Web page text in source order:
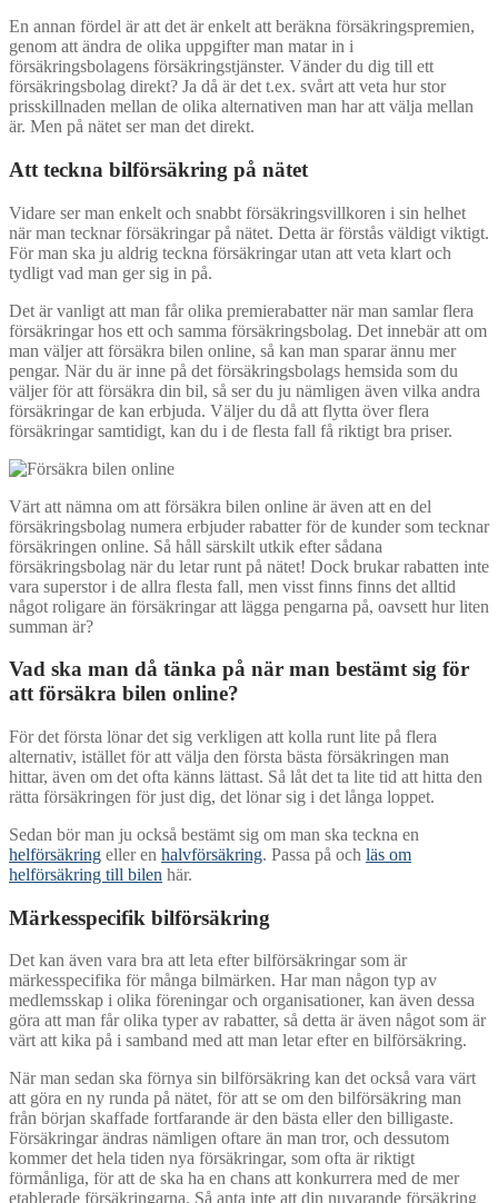
En annan fördel är att det är enkelt att beräkna försäkringspremien,
genom att ändra de olika uppgifter man matar in i
försäkringsbolagens försäkringstjänster. Vänder du dig till ett
försäkringsbolag direkt? Ja då är det t.ex. svårt att veta hur stor
prisskillnaden mellan de olika alternativen man har att välja mellan
är. Men på nätet ser man det direkt.
Att teckna bilförsäkring på nätet
Vidare ser man enkelt och snabbt försäkringsvillkoren i sin helhet
när man tecknar försäkringar på nätet. Detta är förstås väldigt viktigt.
För man ska ju aldrig teckna försäkringar utan att veta klart och
tydligt vad man ger sig in på.
Det är vanligt att man får olika premierabatter när man samlar flera
försäkringar hos ett och samma försäkringsbolag. Det innebär att om
man väljer att försäkra bilen online, så kan man sparar ännu mer
pengar. När du är inne på det försäkringsbolags hemsida som du
väljer för att försäkra din bil, så ser du ju nämligen även vilka andra
försäkringar de kan erbjuda. Väljer du då att flytta över flera
försäkringar samtidigt, kan du i de flesta fall få riktigt bra priser.
Värt att nämna om att försäkra bilen online är även att en del
försäkringsbolag numera erbjuder rabatter för de kunder som tecknar
försäkringen online. Så håll särskilt utkik efter sådana
försäkringsbolag när du letar runt på nätet! Dock brukar rabatten inte
vara superstor i de allra flesta fall, men visst finns finns det alltid
något roligare än försäkringar att lägga pengarna på, oavsett hur liten
summan är?
Vad ska man då tänka på när man bestämt sig för
att försäkra bilen online?
För det första lönar det sig verkligen att kolla runt lite på flera
alternativ, istället för att välja den första bästa försäkringen man
hittar, även om det ofta känns lättast. Så låt det ta lite tid att hitta den
rätta försäkringen för just dig, det lönar sig i det långa loppet.
Sedan bör man ju också bestämt sig om man ska teckna en
helförsäkring eller en halvförsäkring. Passa på och läs om
helförsäkring till bilen här.
Märkesspecifik bilförsäkring
Det kan även vara bra att leta efter bilförsäkringar som är
märkesspecifika för många bilmärken. Har man någon typ av
medlemsskap i olika föreningar och organisationer, kan även dessa
göra att man får olika typer av rabatter, så detta är även något som är
värt att kika på i samband med att man letar efter en bilförsäkring.
När man sedan ska förnya sin bilförsäkring kan det också vara värt
att göra en ny runda på nätet, för att se om den bilförsäkring man
från början skaffade fortfarande är den bästa eller den billigaste.
Försäkringar ändras nämligen oftare än man tror, och dessutom
kommer det hela tiden nya försäkringar, som ofta är riktigt
förmånliga, för att de ska ha en chans att konkurrera med de mer
etablerade försäkringarna. Så anta inte att din nuvarande försäkring